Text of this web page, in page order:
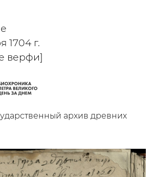
1704 г.
верфи]
архив древних